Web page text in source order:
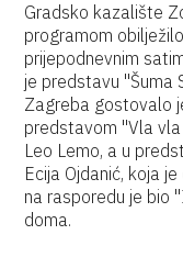
Gradsko kazalište
programom
prijepodnevnim
je predstavu "Šuma
Zagreba gostovalo
predstavom "Vla
Leo Lemo, a u
Ecija Ojdanić, koja
na rasporedu je bio
doma.